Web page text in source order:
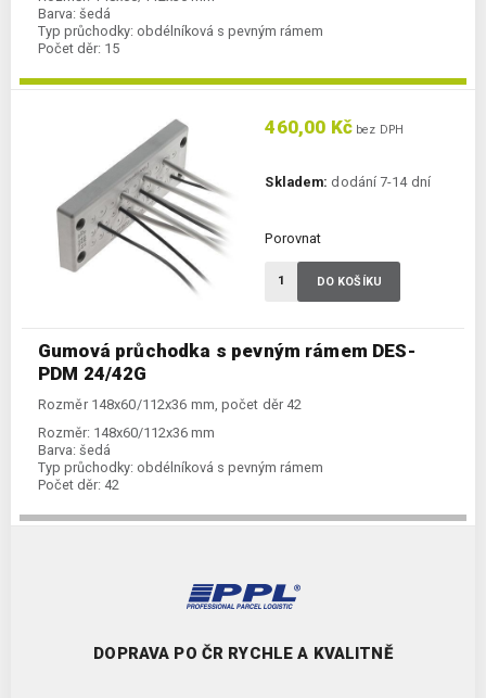
Barva: šedá
Typ průchodky: obdélníková s pevným rámem
Počet děr: 15
Gumová průchodka s pevným rámem DES-
PDM 24/42G
Rozměr 148x60/112x36 mm, počet děr 42
Rozměr: 148x60/112x36 mm
Barva: šedá
Typ průchodky: obdélníková s pevným rámem
Počet děr: 42
460,00 Kč bez DPH
Skladem: dodání 7-14 dní
Porovnat
DO KOŠÍKU
DOPRAVA PO ČR RYCHLE A KVALITNĚ